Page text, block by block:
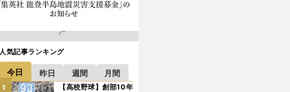
人気記事ランキング
今日 昨日 週間 月間
【高校野球】創部10年
1